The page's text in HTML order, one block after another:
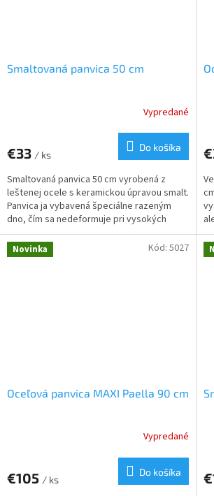
Smaltovaná panvica 50 cm
Vypredané
€33 / ks
Do košíka
Smaltovaná panvica 50 cm vyrobená z
leštenej ocele s keramickou úpravou smalt.
Panvica ja vybavená špeciálne razeným
dno, čím sa nedeformuje pri vysokých
teplotách.
Novinka
Oceľová panvica MAXI Paella 90 cm
Vypredané
€105 / ks
Do košíka
Kód: 5027